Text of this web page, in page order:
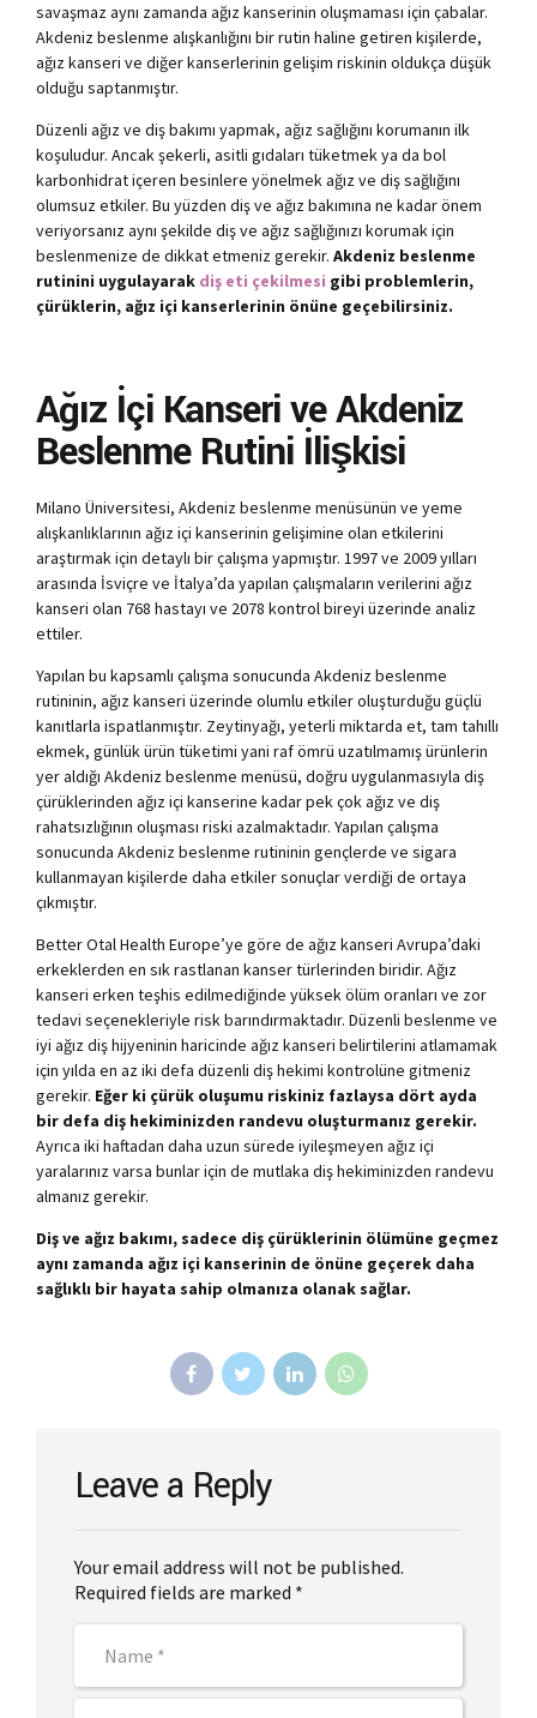
savaşmaz aynı zamanda ağız kanserinin oluşmaması için çabalar.
Akdeniz beslenme alışkanlığını bir rutin haline getiren kişilerde,
ağız kanseri ve diğer kanserlerinin gelişim riskinin oldukça düşük
olduğu saptanmıştır.
Düzenli ağız ve diş bakımı yapmak, ağız sağlığını korumanın ilk
koşuludur. Ancak şekerli, asitli gıdaları tüketmek ya da bol
karbonhidrat içeren besinlere yönelmek ağız ve diş sağlığını
olumsuz etkiler. Bu yüzden diş ve ağız bakımına ne kadar önem
veriyorsanız aynı şekilde diş ve ağız sağlığınızı korumak için
beslenmenize de dikkat etmeniz gerekir. Akdeniz beslenme
rutinini uygulayarak diş eti çekilmesi gibi problemlerin,
çürüklerin, ağız içi kanserlerinin önüne geçebilirsiniz.
Ağız İçi Kanseri ve Akdeniz
Beslenme Rutini İlişkisi
Milano Üniversitesi, Akdeniz beslenme menüsünün ve yeme
alışkanlıklarının ağız içi kanserinin gelişimine olan etkilerini
araştırmak için detaylı bir çalışma yapmıştır. 1997 ve 2009 yılları
arasında İsviçre ve İtalya’da yapılan çalışmaların verilerini ağız
kanseri olan 768 hastayı ve 2078 kontrol bireyi üzerinde analiz
ettiler.
Yapılan bu kapsamlı çalışma sonucunda Akdeniz beslenme
rutininin, ağız kanseri üzerinde olumlu etkiler oluşturduğu güçlü
kanıtlarla ispatlanmıştır. Zeytinyağı, yeterli miktarda et, tam tahıllı
ekmek, günlük ürün tüketimi yani raf ömrü uzatılmamış ürünlerin
yer aldığı Akdeniz beslenme menüsü, doğru uygulanmasıyla diş
çürüklerinden ağız içi kanserine kadar pek çok ağız ve diş
rahatsızlığının oluşması riski azalmaktadır. Yapılan çalışma
sonucunda Akdeniz beslenme rutininin gençlerde ve sigara
kullanmayan kişilerde daha etkiler sonuçlar verdiği de ortaya
çıkmıştır.
Better Otal Health Europe’ye göre de ağız kanseri Avrupa’daki
erkeklerden en sık rastlanan kanser türlerinden biridir. Ağız
kanseri erken teşhis edilmediğinde yüksek ölüm oranları ve zor
tedavi seçenekleriyle risk barındırmaktadır. Düzenli beslenme ve
iyi ağız diş hijyeninin haricinde ağız kanseri belirtilerini atlamamak
için yılda en az iki defa düzenli diş hekimi kontrolüne gitmeniz
gerekir. Eğer ki çürük oluşumu riskiniz fazlaysa dört ayda
bir defa diş hekiminizden randevu oluşturmanız gerekir.
Ayrıca iki haftadan daha uzun sürede iyileşmeyen ağız içi
yaralarınız varsa bunlar için de mutlaka diş hekiminizden randevu
almanız gerekir.
Diş ve ağız bakımı, sadece diş çürüklerinin ölümüne geçmez
aynı zamanda ağız içi kanserinin de önüne geçerek daha
sağlıklı bir hayata sahip olmanıza olanak sağlar.
Leave a Reply
Your email address will not be published.
Required fields are marked *